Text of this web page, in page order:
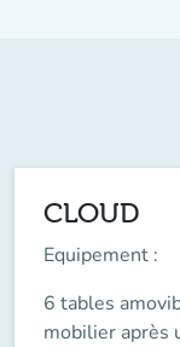
CLOUD
Equipement :
6 tables
mobilier après